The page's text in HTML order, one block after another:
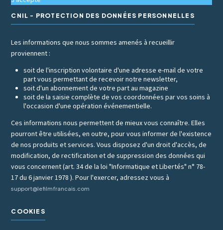
CNIL - PROTECTION DES DONNÉES PERSONNELLES
Les informations que nous sommes amenés à recueillir
proviennent :
soit de l'inscription volontaire d'une adresse e-mail de votre
part vous permettant de recevoir notre newsletter,
soit d'un abonnement de votre part au magazine
soit de la saisie complète de vos coordonnées par vos soins à
l'occasion d'une opération événementielle.
Ces informations nous permettent de mieux vous connaître. Elles
pourront être utilisées, en outre, pour vous informer de l'existence
de nos produits et services. Vous disposez d'un droit d'accès, de
modification, de rectification et de suppression des données qui
vous concernent (art. 34 de la loi "Informatique et Libertés" n° 78-
17 du 6 janvier 1978 ). Pour l'exercer, adressez vous à
support@lefilmfrancais.com
COOKIES